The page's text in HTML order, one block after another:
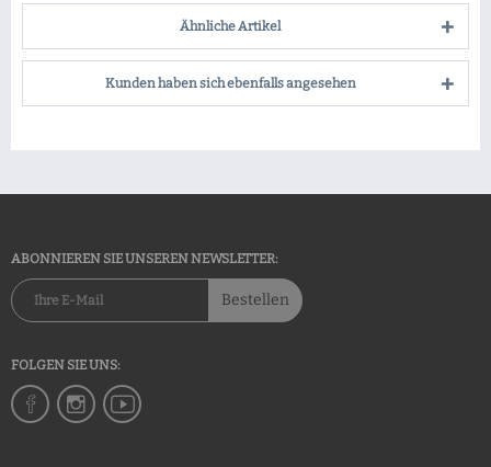
Ähnliche Artikel
Kunden haben sich ebenfalls angesehen
ABONNIEREN SIE UNSEREN NEWSLETTER:
Bestellen
FOLGEN SIE UNS: